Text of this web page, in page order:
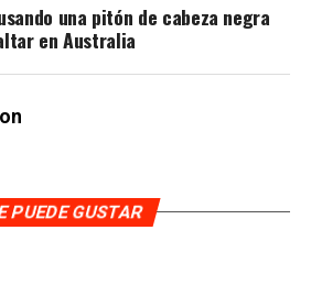
una pitón de cabeza negra
en Australia
PUEDE GUSTAR